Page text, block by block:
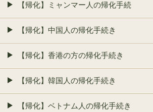
【帰化】ミャンマー人の帰化手続
【帰化】中国人の帰化手続き
【帰化】香港の方の帰化手続き
【帰化】韓国人の帰化手続き
【帰化】ベトナム人の帰化手続き